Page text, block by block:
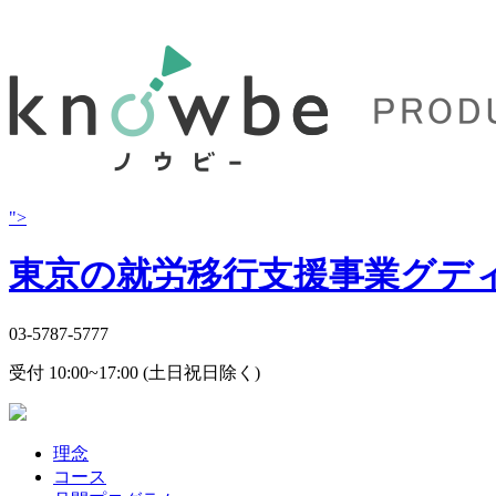
">
東京の就労移行支援事業グデ
03-5787-5777
受付 10:00~17:00 (土日祝日除く)
理念
コース